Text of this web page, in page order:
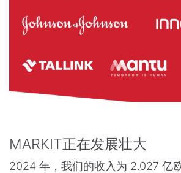
MARKIT正在发展壮大
2024 年，我们的收入为 2.027 亿